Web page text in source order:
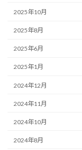
2025年10月
2025年8月
2025年6月
2025年1月
2024年12月
2024年11月
2024年10月
2024年8月